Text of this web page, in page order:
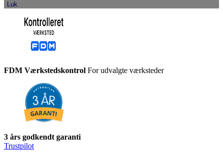
Luk
FDM Værkstedskontrol For udvalgte værksteder
3 års godkendt garanti
Trustpilot